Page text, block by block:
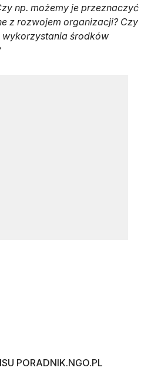
np. możemy je przeznaczyć
z rozwojem organizacji? Czy
wykorzystania środków
PORADNIK.NGO.PL